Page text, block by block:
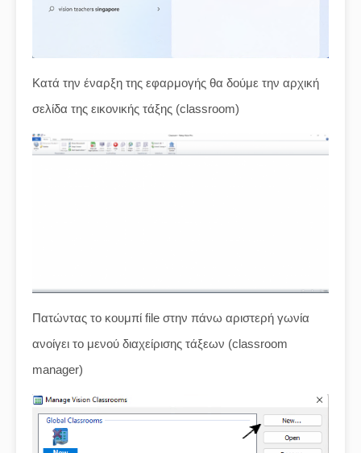
Κατά την έναρξη της εφαρμογής θα δούμε την αρχική
σελίδα της εικονικής τάξης (classroom)
Πατώντας το κουμπί file στην πάνω αριστερή γωνία
ανοίγει το μενού διαχείρισης τάξεων (classroom
manager)